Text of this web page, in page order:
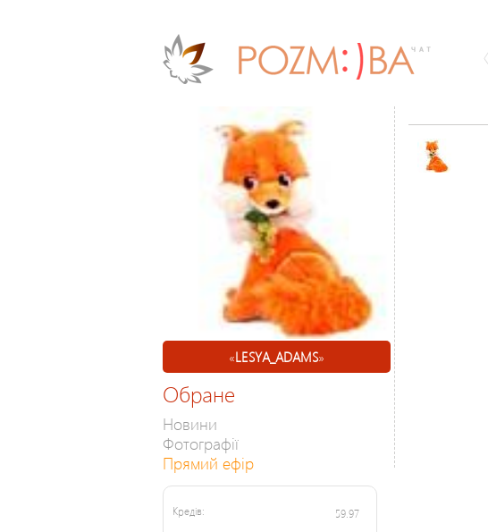
«LESYA_ADAMS»
Обране
Новини
Фотографії
Прямий ефір
Кредів: 59.97